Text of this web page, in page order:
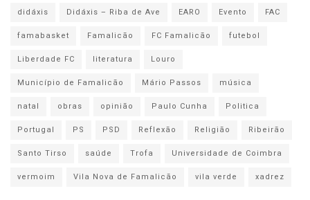
didáxis
Didáxis – Riba de Ave EARO Evento
FAC
famabasket
Famalicão FC Famalicão
futebol
Liberdade FC
literatura
Louro
Município de Famalicão
Mário Passos
música
natal
obras opinião Paulo Cunha
Politica
Portugal
PS PSD Reflexão Religião
Ribeirão
Santo Tirso
saúde Trofa
Universidade de Coimbra
vermoim
Vila Nova de Famalicão vila verde xadrez